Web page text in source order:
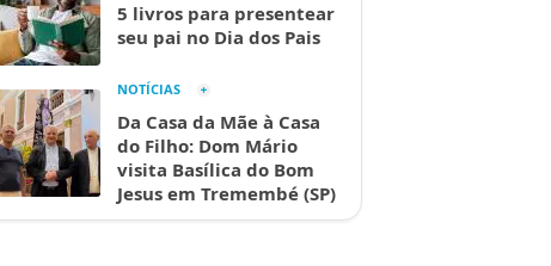
5 livros para presentear
seu pai no Dia dos Pais
NOTÍCIAS
Da Casa da Mãe à Casa
do Filho: Dom Mário
visita Basílica do Bom
Jesus em Tremembé (SP)